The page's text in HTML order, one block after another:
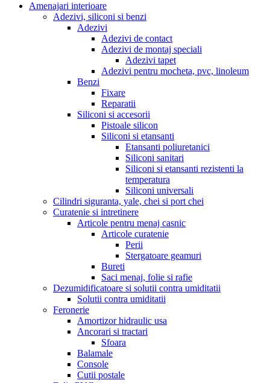
Amenajari interioare
Adezivi, siliconi si benzi
Adezivi
Adezivi de contact
Adezivi de montaj speciali
Adezivi tapet
Adezivi pentru mocheta, pvc, linoleum
Benzi
Fixare
Reparatii
Siliconi si accesorii
Pistoale silicon
Siliconi si etansanti
Etansanti poliuretanici
Siliconi sanitari
Siliconi si etansanti rezistenti la
temperatura
Siliconi universali
Cilindri siguranta, yale, chei si port chei
Curatenie si intretinere
Articole pentru menaj casnic
Articole curatenie
Perii
Stergatoare geamuri
Bureti
Saci menaj, folie si rafie
Dezumidificatoare si solutii contra umiditatii
Solutii contra umiditatii
Feronerie
Amortizor hidraulic usa
Ancorari si tractari
Sfoara
Balamale
Console
Cutii postale